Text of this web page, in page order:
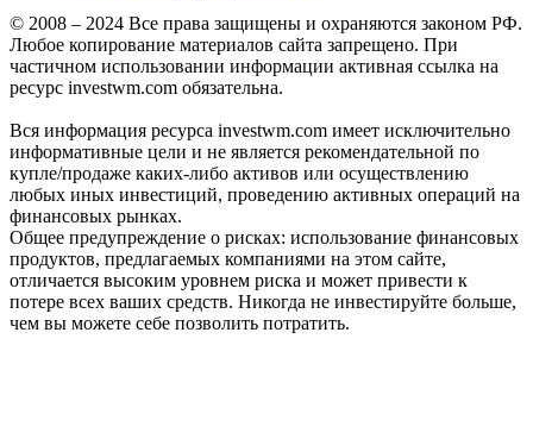
© 2008 – 2024 Все права защищены и охраняются законом РФ.
Любое копирование материалов сайта запрещено. При
частичном использовании информации активная ссылка на
ресурс investwm.com обязательна.
Вся информация ресурса investwm.com имеет исключительно
информативные цели и не является рекомендательной по
купле/продаже каких-либо активов или осуществлению
любых иных инвестиций, проведению активных операций на
финансовых рынках.
Общее предупреждение о рисках: использование финансовых
продуктов, предлагаемых компаниями на этом сайте,
отличается высоким уровнем риска и может привести к
потере всех ваших средств. Никогда не инвестируйте больше,
чем вы можете себе позволить потратить.